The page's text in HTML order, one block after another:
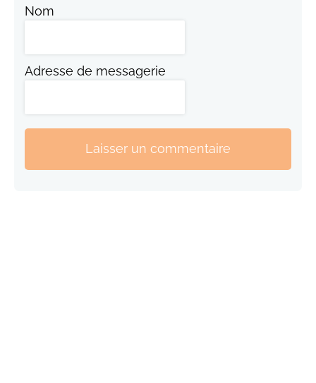
Nom
Adresse de messagerie
Laisser un commentaire